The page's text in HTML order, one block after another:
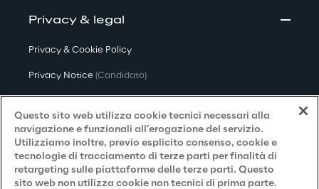
Privacy & legal
Privacy & Cookie Policy
Privacy Notice (Candidato)
Privacy Notice(Fornitore)
Privacy Notice (Marketing)
Accessibilità
Questo sito web utilizza cookie tecnici necessari alla
navigazione e funzionali all’erogazione del servizio.
Utilizziamo inoltre, previo esplicito consenso, cookie e
tecnologie di tracciamento di terze parti per finalità di
retargeting sulle piattaforme delle terze parti. Questo
sito web non utilizza cookie non tecnici di prima parte.